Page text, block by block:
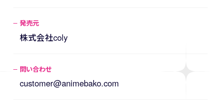
発売元
株式会社coly
問い合わせ
customer@animebako.com